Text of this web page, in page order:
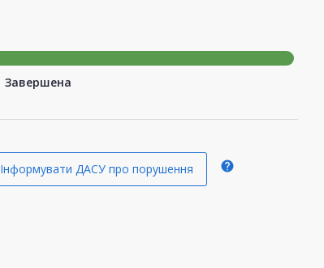
Завершена
Інформувати ДАСУ про порушення help